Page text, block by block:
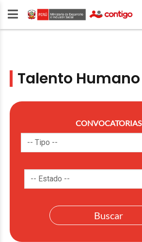
Talento Humano
CONVOCATORIAS